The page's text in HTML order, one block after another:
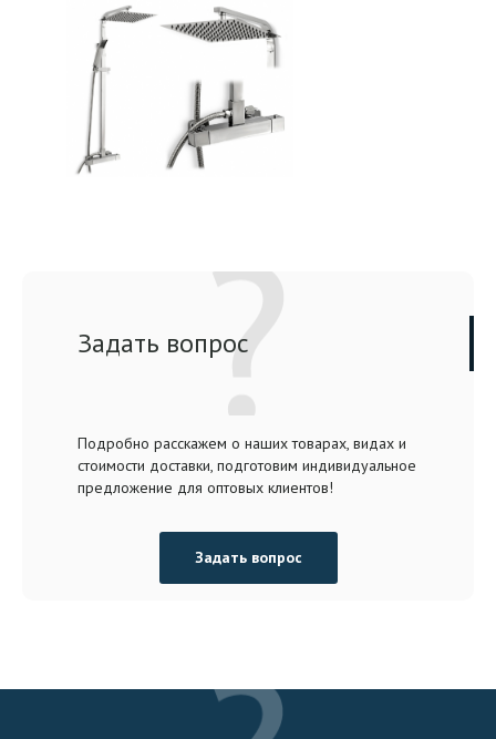
Задать вопрос
Подробно расскажем о наших товарах, видах и
стоимости доставки, подготовим индивидуальное
предложение для оптовых клиентов!
Задать вопрос